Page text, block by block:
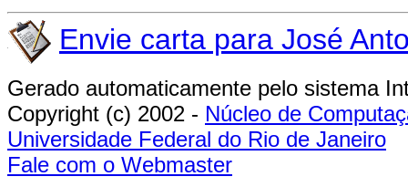
Envie carta para José
Gerado automaticamente pelo sistema
Copyright (c) 2002 - Núcleo de
Universidade Federal do Rio de Janeiro
Fale com o Webmaster